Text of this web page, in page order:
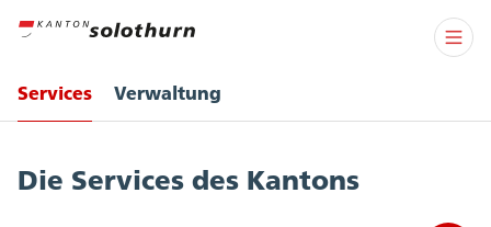
Services Verwaltung
Die Services des Kantons